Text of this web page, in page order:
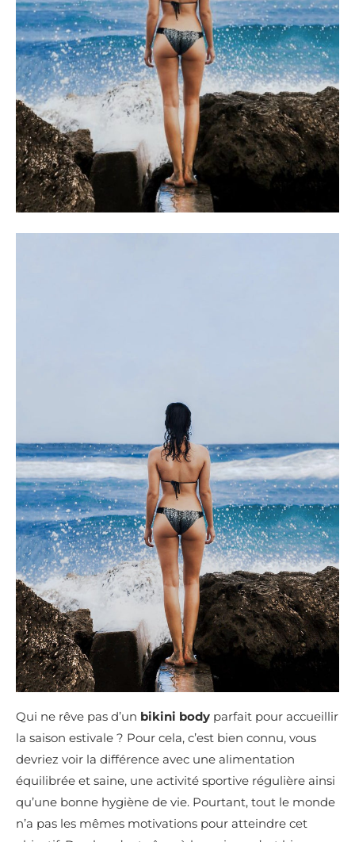
Qui ne rêve pas d’un bikini body parfait pour accueillir
la saison estivale ? Pour cela, c’est bien connu, vous
devriez voir la différence avec une alimentation
équilibrée et saine, une activité sportive régulière ainsi
qu’une bonne hygiène de vie. Pourtant, tout le monde
n’a pas les mêmes motivations pour atteindre cet